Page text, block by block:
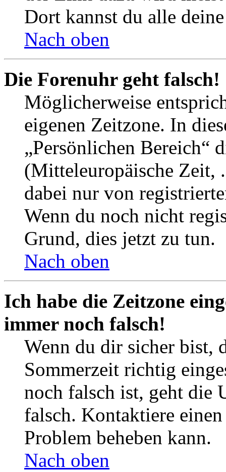
Dort kannst du alle
Nach oben
Die Forenuhr geht falsch!
Möglicherweise
eigenen Zeitzone. In
„Persönlichen Bereich“
(Mitteleuropäische Zeit,
dabei nur von
Wenn du noch nicht
Grund, dies jetzt zu tun.
Nach oben
Ich habe die Zeitzone
immer noch falsch!
Wenn du dir sicher bist,
Sommerzeit richtig
noch falsch ist, geht die
falsch. Kontaktiere
Problem beheben kann.
Nach oben